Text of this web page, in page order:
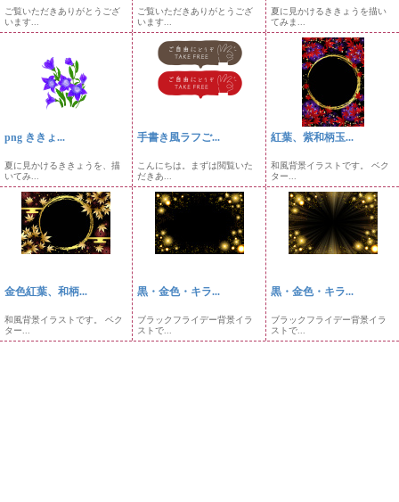
ご覧いただきありがとうござ
います...
ご覧いただきありがとうござ
います...
夏に見かけるききょうを描い
てみま...
png ききょ...
夏に見かけるききょうを、描
いてみ...
手書き風ラフご...
こんにちは。まずは閲覧いた
だきあ...
紅葉、紫和柄玉...
和風背景イラストです。 ベク
ター...
金色紅葉、和柄...
和風背景イラストです。 ベク
ター...
黒・金色・キラ...
ブラックフライデー背景イラ
ストで...
黒・金色・キラ...
ブラックフライデー背景イラ
ストで...